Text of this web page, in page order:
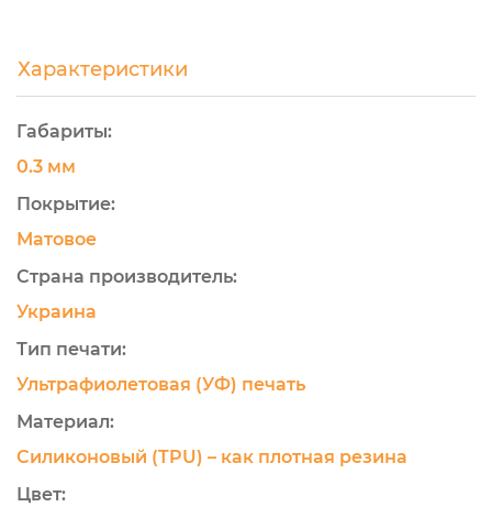
Характеристики
Габариты:
0.3 мм
Покрытие:
Матовое
Страна производитель:
Украина
Тип печати:
Ультрафиолетовая (УФ) печать
Материал:
Силиконовый (TPU) – как плотная резина
Цвет: